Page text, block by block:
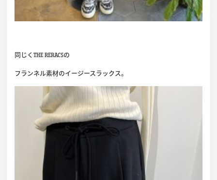
同じくTHE RERACSの
フランネル素材のイージースラックス。